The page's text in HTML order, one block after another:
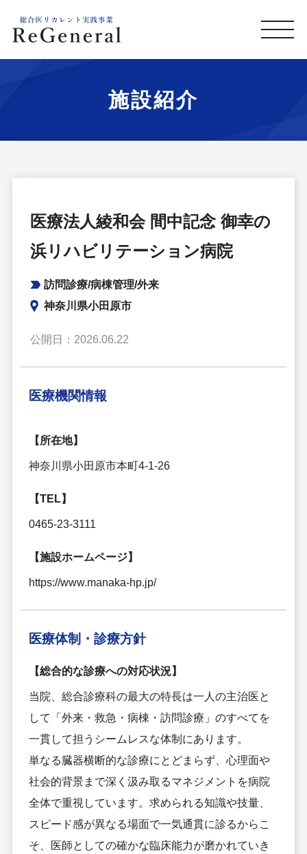
施設紹介
医療法人綾和会 間中記念 御幸の
浜リハビリテーション病院
訪問診療/病棟管理/外来
神奈川県小田原市
公開日：2026.06.22
医療機関情報
【所在地】
神奈川県小田原市本町4-1-26
【TEL】
0465-23-3111
【施設ホームページ】
https://www.manaka-hp.jp/
医療体制・ 診療方針
【総合的な診療への対応状況】
当院、総合診療科の最大の特長は一人の主治医と
して「外来・救急・病棟・訪問診療」のすべてを
一貫して担うシームレスな体制にあります。
単なる臓器横断的な診療にとどまらず、心理面や
社会的背景まで深く汲み取るマネジメントを病院
全体で重視しています。求められる知識や技量、
スピード感が異なる場面で一気通貫に診るからこ
そ、医師としての確かな臨床能力が磨かれていき